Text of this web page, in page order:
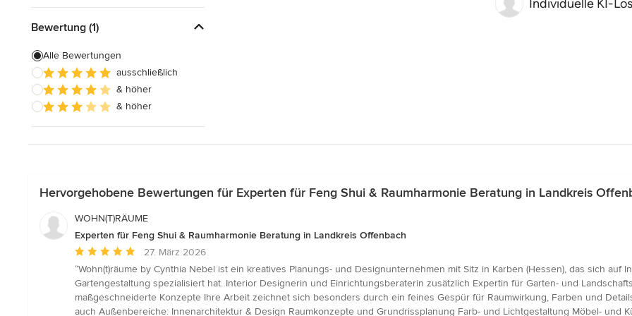
Bewertung (1)
Alle Bewertungen
ausschließlich
& höher
& höher
Individuelle KI-
Hervorgehobene Bewertungen für Experten für Feng Shui & Raumharmonie Beratung in Landkreis
WOHN(T)RÄUME
Experten für Feng Shui & Raumharmonie Beratung in Landkreis Offenbach
Durchschnittliche
Bewertung:
5
von
5
27. März 2026
“Wohn(t)räume by Cynthia Nebel ist ein kreatives Planungs- und Designunternehmen mit Sitz in Karben (Hessen), das sich auf
Gartengestaltung spezialisiert hat. Interior Designerin und Einrichtungsberaterin zusätzlich Expertin für Garten- und
maßgeschneiderte Konzepte Ihre Arbeit zeichnet sich besonders durch ein feines Gespür für Raumwirkung, Farben und
auch Außenbereiche: Innenarchitektur & Design Raumkonzepte und Grundrissplanung Farb- und Lichtgestaltung Möbel- und